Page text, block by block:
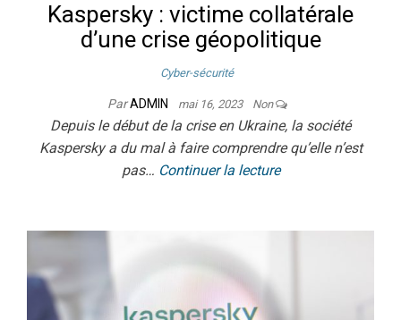
Kaspersky : victime collatérale
d’une crise géopolitique
Cyber-sécurité
ParADMIN mai 16, 2023 Non
Depuis le début de la crise en Ukraine, la société
Kaspersky a du mal à faire comprendre qu’elle n’est
pas… Continuer la lecture